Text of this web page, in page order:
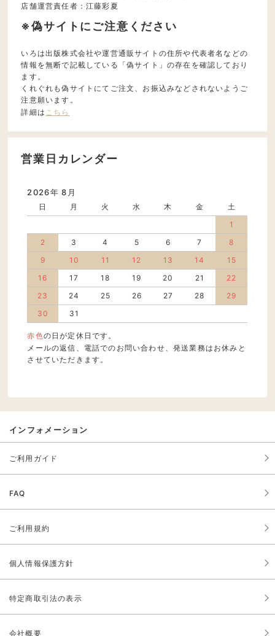
店舗運営責任者：江藤彩夏
※偽サイトにご注意ください
いろは出版株式会社や運営通販サイトの住所や代表者名などの
情報を無断で記載している「偽サイト」の存在を確認しており
ます。
くれぐれも偽サイトにてご注文、お振込みなどされないようご
注意願います。
詳細は こちら
営業日カレンダー
2026年 8月
日 月 火 水 木 金
土
1
2
3 4 5 6 7
8
9
10 11 12 13 14
15
16
17 18 19 20 21
22
23
24 25 26 27 28
29
30
31
赤色の日が定休日です。
メールの返信、電話でのお問い合わせ、発送業務はお休みと
させていただきます。
インフォメーション
ご利用ガイド
FAQ
ご利用規約
個人情報保護方針
特定商取引法の表示
会社概要